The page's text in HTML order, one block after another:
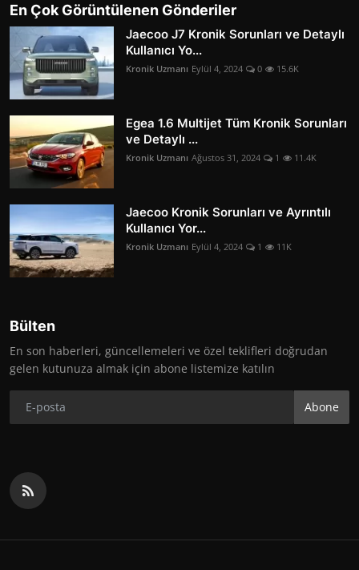
En Çok Görüntülenen Gönderiler
Jaecoo J7 Kronik Sorunları ve Detaylı
Kullanıcı Yo...
Kronik Uzmanı Eylül 4, 2024 0 15.6K
Egea 1.6 Multijet Tüm Kronik Sorunları
ve Detaylı ...
Kronik Uzmanı Ağustos 31, 2024 1 11.4K
Jaecoo Kronik Sorunları ve Ayrıntılı
Kullanıcı Yor...
Kronik Uzmanı Eylül 4, 2024 1 11K
Bülten
En son haberleri, güncellemeleri ve özel teklifleri doğrudan
gelen kutunuza almak için abone listemize katılın
Abone